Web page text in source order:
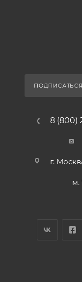
8 (800)
г.
м.